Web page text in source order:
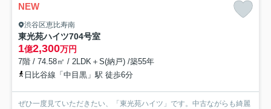
NEW
渋谷区恵比寿南
東光苑ハイツ704号室
1億2,300万円
7階 / 74.58㎡ / 2LDK＋S(納戸) /築55年
日比谷線「中目黒」駅 徒歩6分
ぜひ一度見ていただきたい、「東光苑ハイツ」です。中古ながらも綺麗